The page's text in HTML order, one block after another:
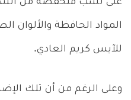
على نسب منخفضة من
المواد الحافظة والألوان
للآيس كريم العادي.
وعلى الرغم من أن تلك